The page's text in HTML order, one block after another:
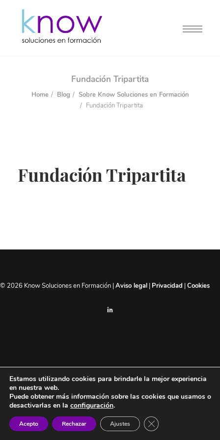
INFORMATIVA
Fundación Tripartita
Home Blog
Sobre Know Soluciones en Formación
Fundación Tripartita
Fundación Tripartita
© 2026 Know Soluciones en Formación |Aviso legal | Privacidad |Cookies
Estamos utilizando cookies para brindarle la mejor experiencia
en nuestra web.
Puede obtener más información sobre las cookies que usamos o
desactivarlas en la configuración.
Acepto Rechazar Ajustes Cerrar el banner de